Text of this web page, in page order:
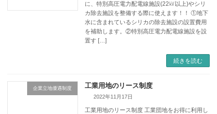
に、特別高圧電力配電線施設(22㎸以上)やシリ
カ除去施設を整備する際に使えます！！ ①地下
水に含まれているシリカの除去施設の設置費用
を補助します。②特別高圧電力配電線施設を設
置す […]
続きを読む
企業立地優遇制度 工業用地のリース制度
2022年11月17日
工業用地のリース制度 工業団地をお得に利用し